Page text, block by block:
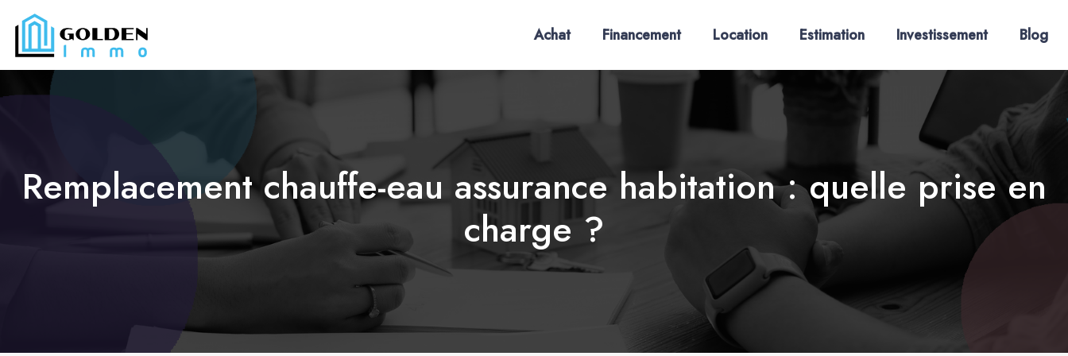
Achat Financement Location Estimation Investissement Blog
Remplacement chauffe-eau assurance habitation : quelle prise en
charge ?